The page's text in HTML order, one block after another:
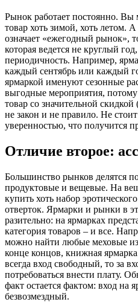
Рынок работает постоянно. Вы
товар хоть зимой, хоть летом.
означает «ежегодный рынок»,
которая ведется не круглый
периодичность. Например,
каждый сентябрь или каждый
ярмаркой именуют сезонные
выгодные мероприятия,
товар со значительной
не закон и не правило. Не
уверенностью, что получится
Отличие второе:
Большинство рынков делятся
продуктовые и вещевые. На
купить хоть набор
отверток. Ярмарки и рынки в
разительно: на ярмарках
категория товаров – и все.
можно найти любые меховые
конце концов, книжная
всегда вход свободный, то за
потребоваться внести плату.
факт остается фактом: вход на
безвозмездный.